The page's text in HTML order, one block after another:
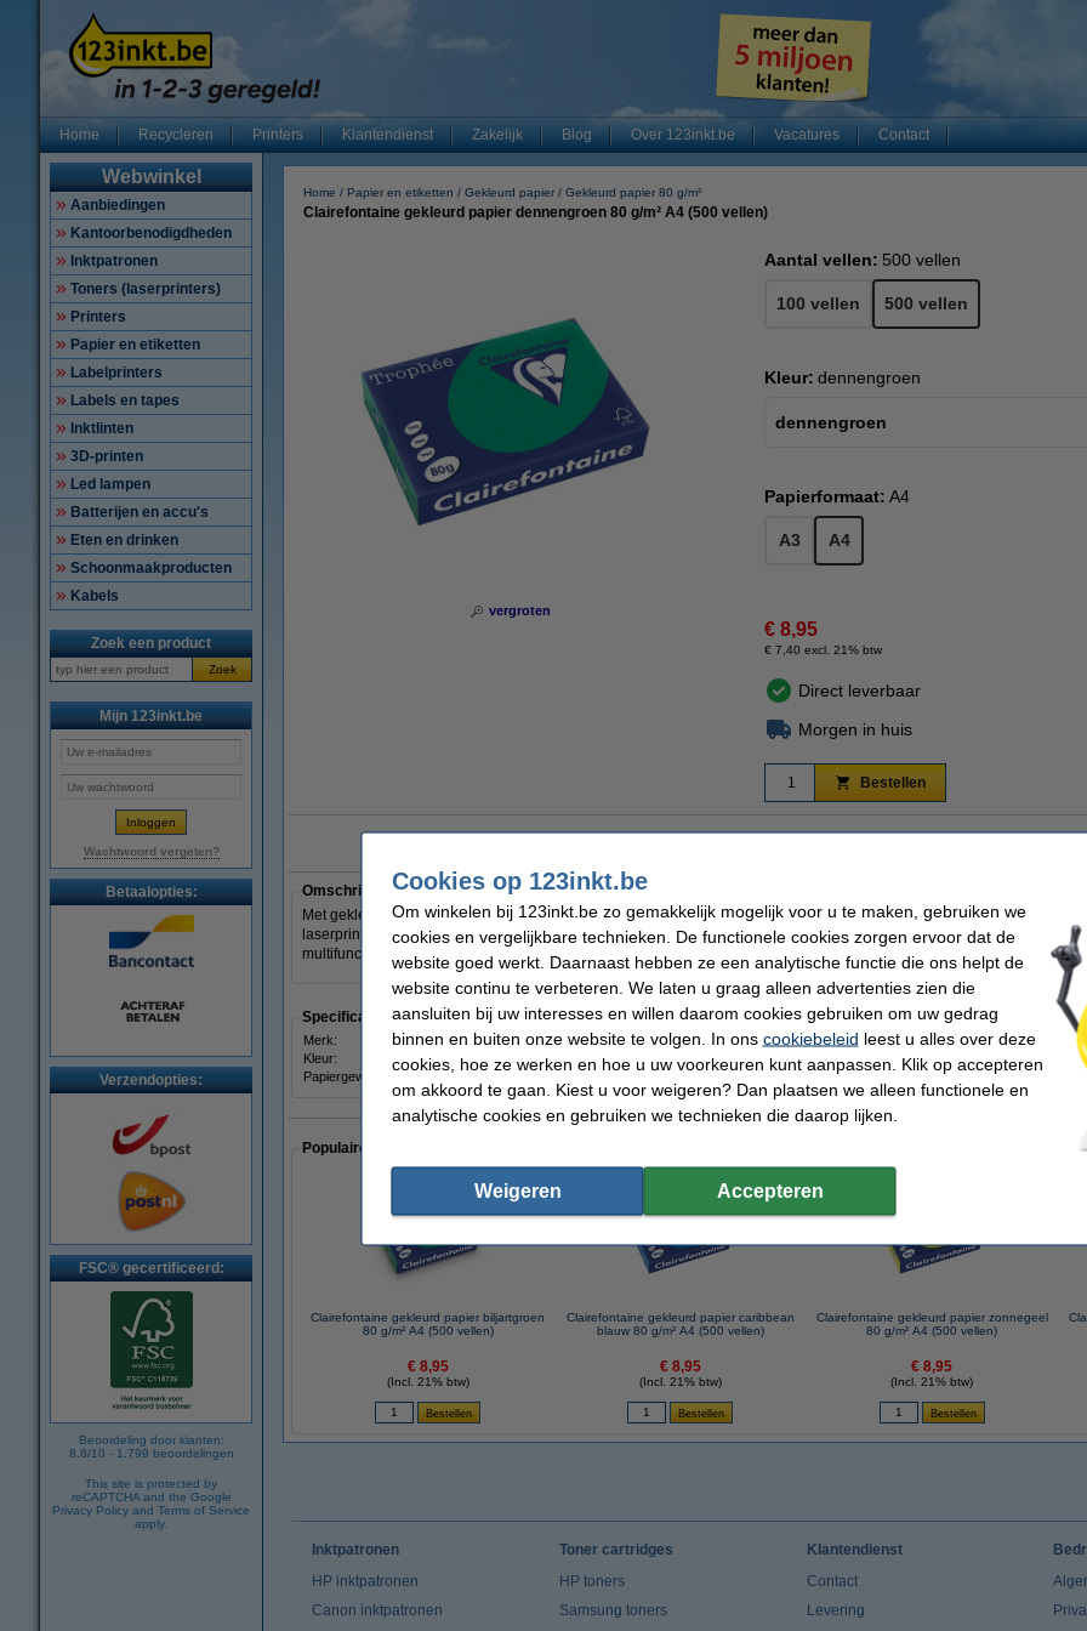
Home Recycleren Printers Klantendienst Zakelijk Blog Over 123inkt.be Vacatures Contact
Webwinkel
Aanbiedingen
Kantoorbenodigdheden
Inktpatronen
Toners (laserprinters)
Printers
Papier en etiketten
Labelprinters
Labels en tapes
Inktlinten
3D-printen
Led lampen
Batterijen en accu's
Eten en drinken
Schoonmaakproducten
Kabels
Zoek een product
Zoek
Mijn 123inkt.be
Wachtwoord vergeten?
Betaalopties:
Verzendopties:
FSC® gecertificeerd:
Beoordeling door klanten:
8.8/10 - 1.799 beoordelingen
This site is protected by
reCAPTCHA and the Google
Privacy Policy and Terms of Service
apply.
Home Papier en etiketten Gekleurd papier Gekleurd papier 80 g/m²
Clairefontaine gekleurd papier dennengroen 80 g/m² A4 (500 vellen)
vergroten
Aantal vellen: 500 vellen
100 vellen 500 vellen
Kleur: dennengroen
dennengroen
Papierformaat: A4
A3 A4
€ 8,95
€ 7,40 excl. 21% btw
Direct leverbaar
Morgen in huis
Bestellen
Omschrijving
Met gekleurd printpapier van Clairefontaine geeft u documenten een extra dimensie. Dit groene A4-papier is in elke
laserprinters). Het biedt onbeperkte mogelijkheden voor het creëren van opvallende documenten en creatieve uitingen.
multifunctioneel gekleurd papier.
Specificaties
Merk: Clairefontaine Papierformaat:
Kleur:
dennengroen Aantal vellen:
Papiergewicht:
Ons artikelnr:
Populaire artikelen van klanten die dit artikel ook besteld hebben
Clairefontaine gekleurd papier biljartgroen
80 g/m² A4 (500 vellen)
€ 8,95
(Incl. 21% btw)
Clairefontaine gekleurd papier caribbean
blauw 80 g/m² A4 (500 vellen)
€ 8,95
(Incl. 21% btw)
Clairefontaine gekleurd papier zonnegeel
80 g/m² A4 (500 vellen)
€ 8,95
(Incl. 21% btw)
Inktpatronen
HP inktpatronen
Canon inktpatronen
Toner cartridges
HP toners
Samsung toners
Klantendienst
Contact
Levering
Cookies op 123inkt.be
Om winkelen bij 123inkt.be zo gemakkelijk mogelijk voor u te maken, gebruiken we
cookies en vergelijkbare technieken. De functionele cookies zorgen ervoor dat de
website goed werkt. Daarnaast hebben ze een analytische functie die ons helpt de
website continu te verbeteren. We laten u graag alleen advertenties zien die
aansluiten bij uw interesses en willen daarom cookies gebruiken om uw gedrag
binnen en buiten onze website te volgen. In ons cookiebeleid leest u alles over deze
cookies, hoe ze werken en hoe u uw voorkeuren kunt aanpassen. Klik op accepteren
om akkoord te gaan. Kiest u voor weigeren? Dan plaatsen we alleen functionele en
analytische cookies en gebruiken we technieken die daarop lijken.
Weigeren Accepteren